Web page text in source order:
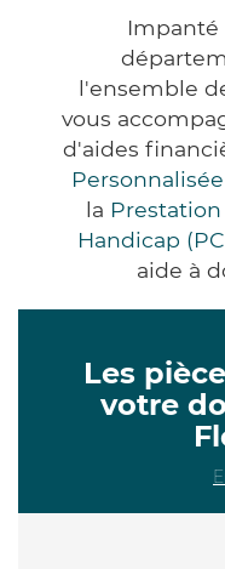
Impanté
l'ensemble
vous
d'aides
la
Handicap
aide à
Les
votre